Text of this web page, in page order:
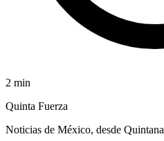
2 min
Quinta Fuerza
Noticias de México, desde